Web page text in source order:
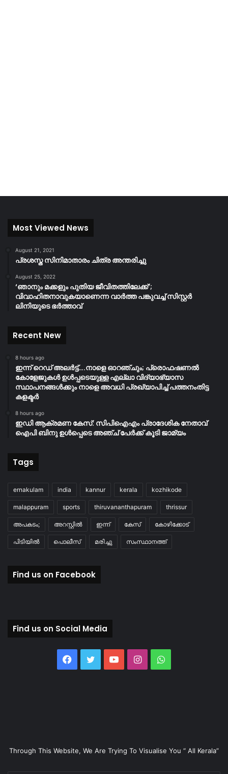
Most Viewed News
August 21, 2021
പ്രശസ്ത സിനിമാതാരം ചിത്ര അന്തരിച്ചു
August 25, 2022
‘ഞാനും മക്കളും പുതിയ ജീവിതത്തിലേക്ക്’;
വിവാഹിതനാവുകയാണെന്ന വാർത്ത പങ്കുവച്ച് സിസ്റ്റർ
ലിനിയുടെ ഭർത്താവ്
Recent New
8 hours ago
ഇന്ന് റെഡ് അലർട്ട്….നാളെ ഓറഞ്ചും; പ്രൊഫഷണൽ
കോളേജുകൾ ഉൾപ്പടെയുള്ള എല്ലാ വിദ്യാഭ്യാസ
സ്ഥാപനങ്ങൾക്കും നാളെ അവധി പ്രഖ്യാപിച്ച് പത്തനംതിട്ട
കളക്ടർ
8 hours ago
ഇഡി ആക്രമണ കേസ്: സിപിഐഎം പ്രാദേശിക നേതാവ്
ഐപി ബിനു ഉൾപ്പെടെ അഞ്ച് പേർക്ക് കൂടി ജാമ്യം
Tags
ernakulam india kannur kerala kozhikode
malappuram sports thiruvananthapuram thrissur
അപകടം; അറസ്റ്റിൽ ഇന്ന് കേസ് കോഴിക്കോട്
പിടിയിൽ പൊലീസ് മരിച്ചു സംസ്ഥാനത്ത്
Find us on Facebook
Find us on Social Media
Facebook
TwitterYouTubeInstagramWhatsApp
Through This Website, We Are Trying To Visualise You “ All Kerala”